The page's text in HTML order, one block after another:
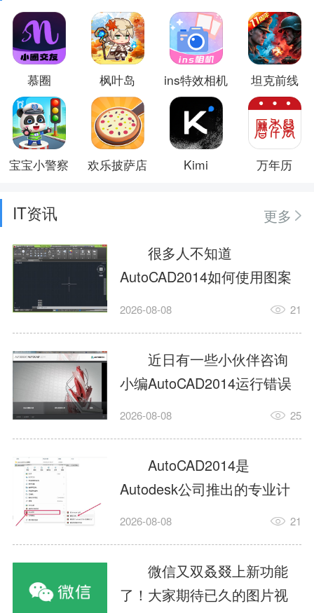
慕圈 枫叶岛 ins特效相机 坦克前线
宝宝小警察 欢乐披萨店 Kimi 万年历
IT资讯
更多
很多人不知道
AutoCAD2014如何使用图案
填充?今日为你们带来的文章
用图案填充的内容，还有不
清楚小伙伴和小编一起去学
习一下吧。1.打开
AutoCAD2014这款软件，进
入AutoCAD2014的操作界
面，如图所示：2.在该界面内
找到矩形选项，如图所示：3.
点击矩...
2026-08-08 21
近日有一些小伙伴咨询
小编AutoCAD2014运行错误
怎么办?下面就为大家带来了
办的解决方法，有需要的小
伙伴可以来了解了解哦。1.打
开控制面板，选择
AutodeskAutoCAD2014。2.
等AutodeskAutoCAD2014的
安装程序加载完毕。3.选择添
加/...
2026-08-08 25
AutoCAD2014是
Autodesk公司推出的专业计
算机辅助设计（CAD）软
子、建筑、服装等多个工程
与设计领域。作为行业标准
工具之一，它提供了强大的
2026-08-08 21
微信又双叒叕上新功能
了！大家期待已久的图片视